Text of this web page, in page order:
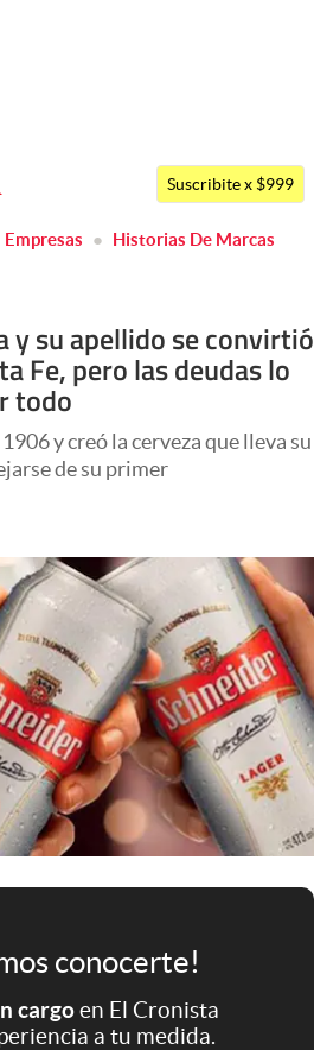
Argentina
México
Uruguay
Suscribite x $999
Empresas Historias De Marcas
y su apellido se convirtió
Fe, pero las deudas lo
todo
y creó la cerveza que lleva su
de su primer
conocerte!
cargoen El Cronista
a tu medida.